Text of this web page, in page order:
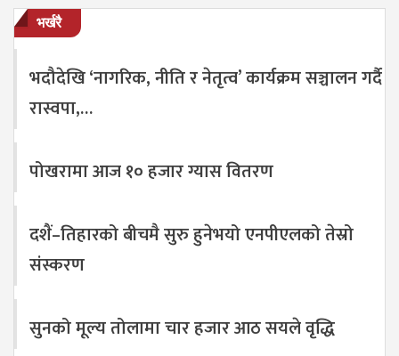
भर्खरै
भदौदेखि ‘नागरिक, नीति र नेतृत्व’ कार्यक्रम सञ्चालन गर्दै
रास्वपा,…
पोखरामा आज १० हजार ग्यास वितरण
दशैं–तिहारको बीचमै सुरु हुनेभयो एनपीएलको तेस्रो
संस्करण
सुनको मूल्य तोलामा चार हजार आठ सयले वृद्धि